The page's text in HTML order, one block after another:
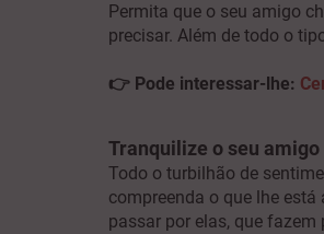
Permita que o seu amigo
precisar. Além de todo o
👉 Pode interessar-lhe:
Tranquilize o seu amigo
Todo o turbilhão de
compreenda o que lhe
passar por elas, que fazem